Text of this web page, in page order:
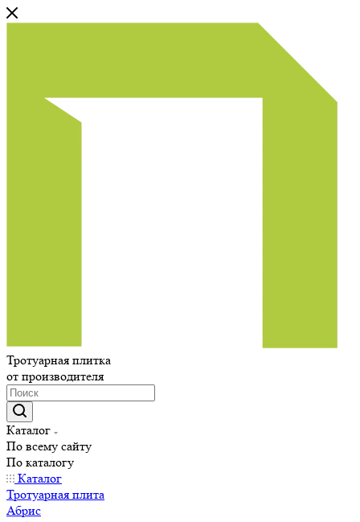
Тротуарная плитка
от производителя
Каталог
По всему сайту
По каталогу
Каталог
Тротуарная плита
Абрис